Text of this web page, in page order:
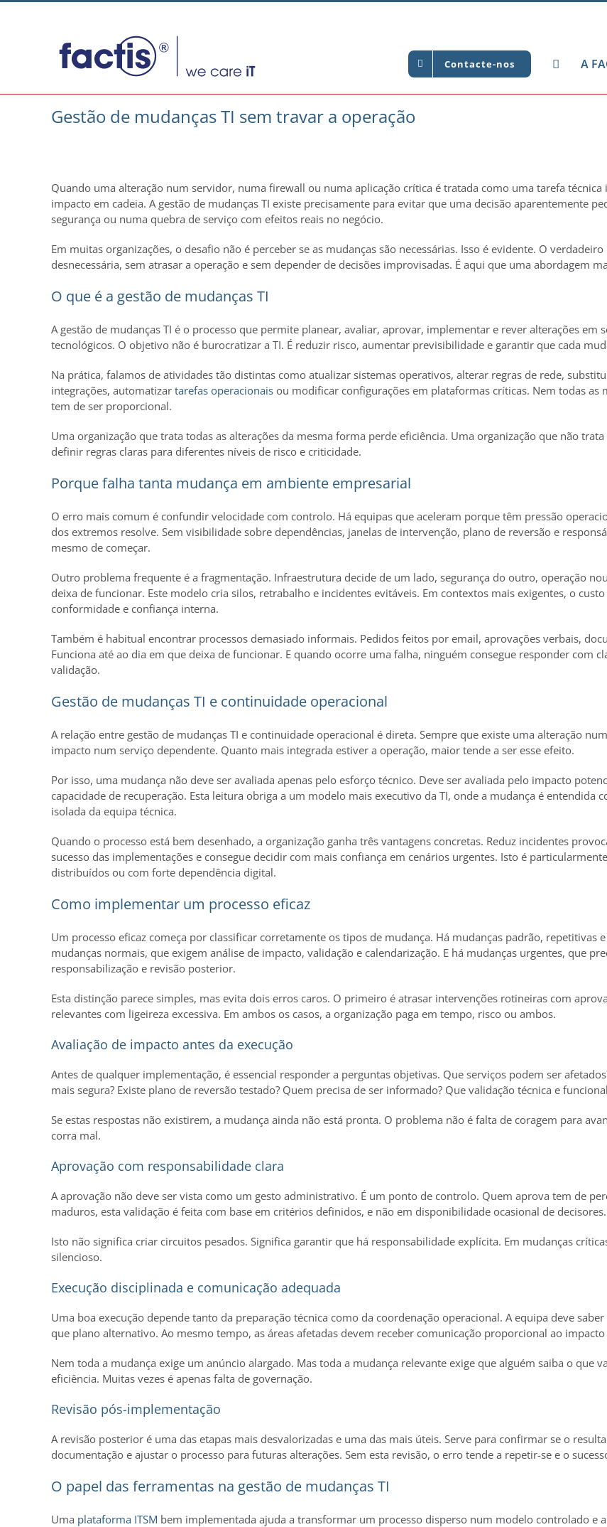
Contacte-nos A
Gestão de mudanças TI sem travar a operação
Quando uma alteração num servidor, numa firewall ou numa aplicação crítica é tratada como uma tarefa
impacto em cadeia. A gestão de mudanças TI existe precisamente para evitar que uma decisão aparentemente
segurança ou numa quebra de serviço com efeitos reais no negócio.
Em muitas organizações, o desafio não é perceber se as mudanças são necessárias. Isso é evidente. O
desnecessária, sem atrasar a operação e sem depender de decisões improvisadas. É aqui que uma abordagem
O que é a gestão de mudanças TI
A gestão de mudanças TI é o processo que permite planear, avaliar, aprovar, implementar e rever alterações em
tecnológicos. O objetivo não é burocratizar a TI. É reduzir risco, aumentar previsibilidade e garantir que cada
Na prática, falamos de atividades tão distintas como atualizar sistemas operativos, alterar regras de rede,
integrações, automatizar tarefas operacionais ou modificar configurações em plataformas críticas. Nem todas
tem de ser proporcional.
Uma organização que trata todas as alterações da mesma forma perde eficiência. Uma organização que não
definir regras claras para diferentes níveis de risco e criticidade.
Porque falha tanta mudança em ambiente empresarial
O erro mais comum é confundir velocidade com controlo. Há equipas que aceleram porque têm pressão
dos extremos resolve. Sem visibilidade sobre dependências, janelas de intervenção, plano de reversão e
mesmo de começar.
Outro problema frequente é a fragmentação. Infraestrutura decide de um lado, segurança do outro, operação
deixa de funcionar. Este modelo cria silos, retrabalho e incidentes evitáveis. Em contextos mais exigentes, o
conformidade e confiança interna.
Também é habitual encontrar processos demasiado informais. Pedidos feitos por email, aprovações verbais,
Funciona até ao dia em que deixa de funcionar. E quando ocorre uma falha, ninguém consegue responder com
validação.
Gestão de mudanças TI e continuidade operacional
A relação entre gestão de mudanças TI e continuidade operacional é direta. Sempre que existe uma alteração
impacto num serviço dependente. Quanto mais integrada estiver a operação, maior tende a ser esse efeito.
Por isso, uma mudança não deve ser avaliada apenas pelo esforço técnico. Deve ser avaliada pelo impacto
capacidade de recuperação. Esta leitura obriga a um modelo mais executivo da TI, onde a mudança é entendida
isolada da equipa técnica.
Quando o processo está bem desenhado, a organização ganha três vantagens concretas. Reduz incidentes
sucesso das implementações e consegue decidir com mais confiança em cenários urgentes. Isto é
distribuídos ou com forte dependência digital.
Como implementar um processo eficaz
Um processo eficaz começa por classificar corretamente os tipos de mudança. Há mudanças padrão,
mudanças normais, que exigem análise de impacto, validação e calendarização. E há mudanças urgentes, que
responsabilização e revisão posterior.
Esta distinção parece simples, mas evita dois erros caros. O primeiro é atrasar intervenções rotineiras com
relevantes com ligeireza excessiva. Em ambos os casos, a organização paga em tempo, risco ou ambos.
Avaliação de impacto antes da execução
Antes de qualquer implementação, é essencial responder a perguntas objetivas. Que serviços podem ser
mais segura? Existe plano de reversão testado? Quem precisa de ser informado? Que validação técnica e
Se estas respostas não existirem, a mudança ainda não está pronta. O problema não é falta de coragem para
corra mal.
Aprovação com responsabilidade clara
A aprovação não deve ser vista como um gesto administrativo. É um ponto de controlo. Quem aprova tem de
maduros, esta validação é feita com base em critérios definidos, e não em disponibilidade ocasional de decisores.
Isto não significa criar circuitos pesados. Significa garantir que há responsabilidade explícita. Em mudanças
silencioso.
Execução disciplinada e comunicação adequada
Uma boa execução depende tanto da preparação técnica como da coordenação operacional. A equipa deve
que plano alternativo. Ao mesmo tempo, as áreas afetadas devem receber comunicação proporcional ao
Nem toda a mudança exige um anúncio alargado. Mas toda a mudança relevante exige que alguém saiba o que
eficiência. Muitas vezes é apenas falta de governação.
Revisão pós-implementação
A revisão posterior é uma das etapas mais desvalorizadas e uma das mais úteis. Serve para confirmar se o
documentação e ajustar o processo para futuras alterações. Sem esta revisão, o erro tende a repetir-se e o
O papel das ferramentas na gestão de mudanças TI
Uma plataforma ITSM bem implementada ajuda a transformar um processo disperso num modelo controlado e